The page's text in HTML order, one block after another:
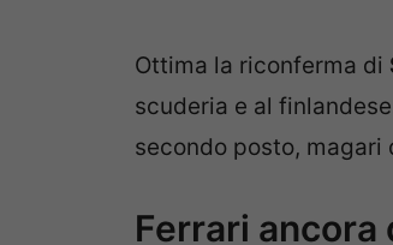
Ottima la riconferma di
scuderia e al
secondo posto, magari
Ferrari ancora